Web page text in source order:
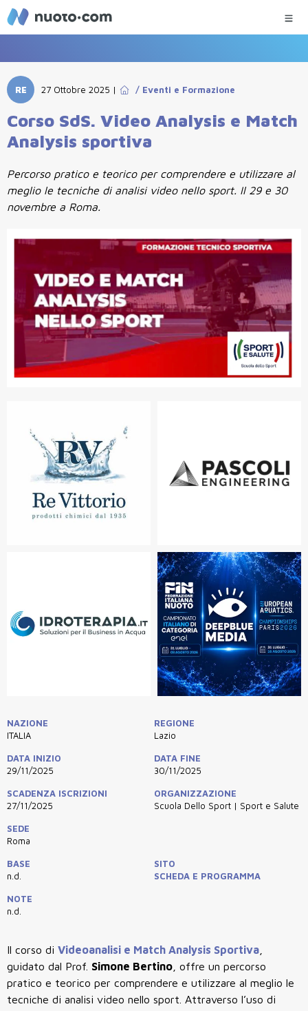
RE 27 Ottobre 2025 | / Eventi e Formazione
Corso SdS. Video Analysis e Match
Analysis sportiva
Percorso pratico e teorico per comprendere e utilizzare al
meglio le tecniche di analisi video nello sport. Il 29 e 30
novembre a Roma.
NAZIONE
ITALIA
REGIONE
Lazio
DATA INIZIO
29/11/2025
DATA FINE
30/11/2025
SCADENZA ISCRIZIONI
27/11/2025
ORGANIZZAZIONE
Scuola Dello Sport | Sport e Salute
SEDE
Roma
BASE
n.d.
SITO
SCHEDA E PROGRAMMA
NOTE
n.d.
Il corso di Videoanalisi e Match Analysis Sportiva
guidato dal Prof. Simone Bertino , offre un percorso
pratico e teorico per comprendere e utilizzare al meglio le
tecniche di analisi video nello sport. Attraverso l’uso di